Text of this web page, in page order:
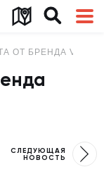
ОТ БРЕНДА VOVK
СЛЕДУЮЩАЯ
НОВОСТЬ